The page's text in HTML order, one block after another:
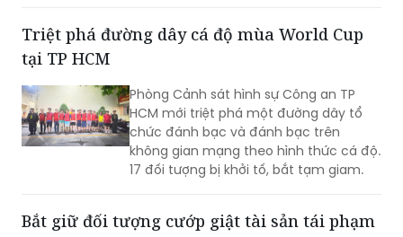
Phòng Cảnh sát hình sự Công an TP
chức đánh bạc và đánh bạc trên
không gian mạng theo hình thức cá độ.
17 đối tượng bị khởi tố, bắt tạm giam.
Bắt giữ đối tượng cướp giật tài sản tái phạm